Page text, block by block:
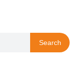
Search